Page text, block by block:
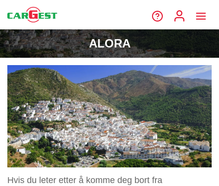
ALORA
Hvis du leter etter å komme deg bort fra